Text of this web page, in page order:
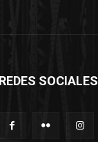
REDES SOCIALES